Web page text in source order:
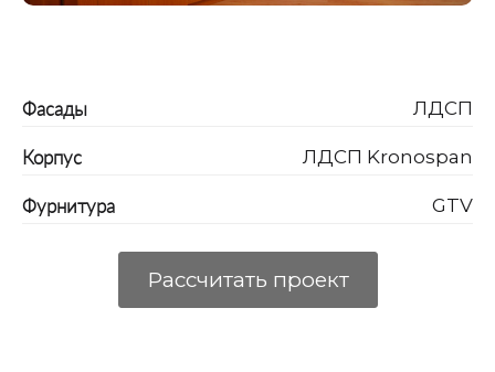
Фасады ЛДСП
Корпус ЛДСП Kronospan
Фурнитура GTV
Рассчитать проект